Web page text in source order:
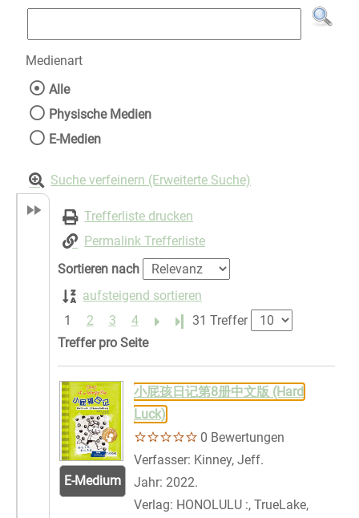
Medienart
Wählen Sie die Medienart nach der Sie
Alle
Physische Medien
E-Medien
Suche verfeinern (Erweiterte Suche)
Trefferliste drucken
Permalink Trefferliste
Sortieren nach
aufsteigend sortieren
1
2 3 4 Letzte Seite
31 Treffer
Treffer pro Seite
Suchergebnis
Zu den Suchfiltern springen
E-Medium
小屁孩日记第8册中文版 (Hard
Luck)
0 Bewertungen
Verfasser: Kinney, Jeff.
Jahr: 2022.
Verlag: HONOLULU :, TrueLake,